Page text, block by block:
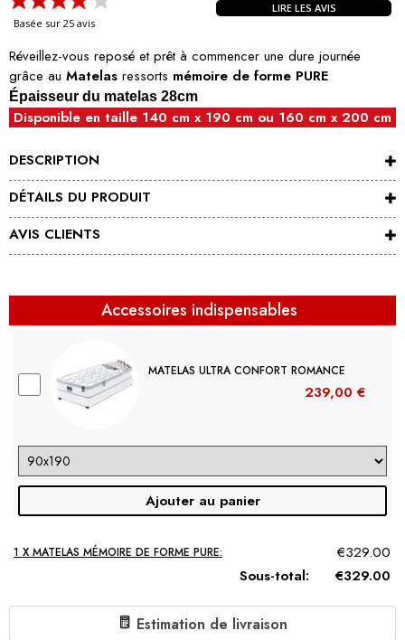
Basée sur 25 avis
LIRE LES AVIS
Réveillez-vous reposé et prêt à commencer une dure journée
grâce au Matelas ressorts mémoire de forme PURE
Épaisseur du matelas 28cm
Disponible en taille 140 cm x 190 cm ou 160 cm x 200 cm
DESCRIPTION
DÉTAILS DU PRODUIT
AVIS CLIENTS
Accessoires indispensables
MATELAS ULTRA CONFORT ROMANCE
239,00 €
Ajouter au panier
1 X MATELAS MÉMOIRE DE FORME PURE:
€329.00
Sous-total:
€329.00
Estimation de livraison